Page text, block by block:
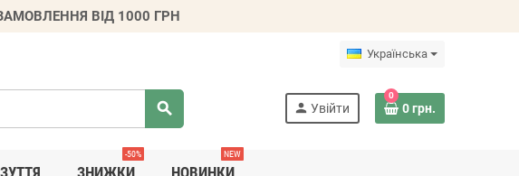
ВІД 1000 ГРН
Українська
search person Увійти
0
0 грн.
ЗНИЖКИ
-50%
НОВИНКИ
NEW